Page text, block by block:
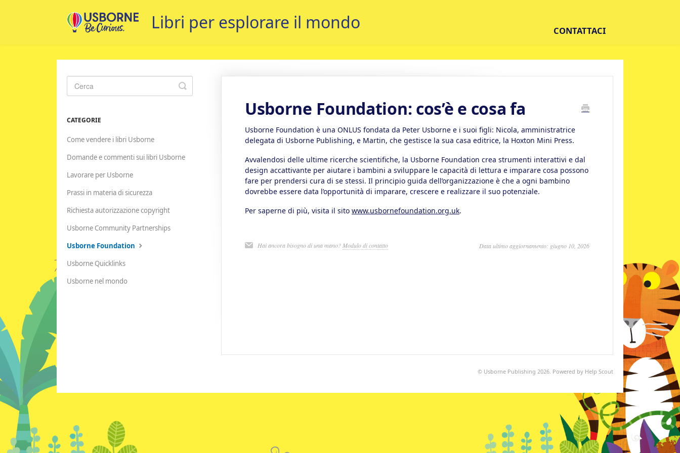
CONTATTACI
Usborne Foundation: cos’è e cosa fa
Usborne Foundation è una ONLUS fondata da Peter Usborne e i suoi figli: Nicola, amministratrice
delegata di Usborne Publishing, e Martin, che gestisce la sua casa editrice, la Hoxton Mini Press.
Avvalendosi delle ultime ricerche scientifiche, la Usborne Foundation crea strumenti interattivi e dal
design accattivante per aiutare i bambini a sviluppare le capacità di lettura e imparare cosa possono
fare per prendersi cura di se stessi. Il principio guida dell’organizzazione è che a ogni bambino
dovrebbe essere data l’opportunità di imparare, crescere e realizzare il suo potenziale.
Per saperne di più, visita il sito www.usbornefoundation.org.uk.
Hai ancora bisogno di una mano?Modulo di contatto Data ultimo aggiornamento: giugno 10, 2026
Toggle
Search
CATEGORIE
Come vendere i libri Usborne
Domande e commenti sui libri Usborne
Lavorare per Usborne
Prassi in materia di sicurezza
Richiesta autorizzazione copyright
Usborne Community Partnerships
Usborne Foundation
Usborne Quicklinks
Usborne nel mondo
© Usborne Publishing 2026. Powered by Help Scout